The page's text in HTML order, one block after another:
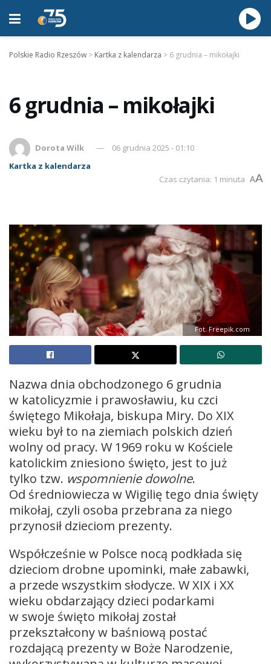
Polskie Radio Rzeszów > Kartka z kalendarza > 6 grudnia – mikołajki
6 grudnia – mikołajki
Dorota Wilk
06 grudnia 2025 - 01:10
Kartka z kalendarza
Czas czytania: 1 minuta AA
Fot. Freepik.com
Nazwa dnia obchodzonego 6 grudnia
w katolicyzmie i prawosławiu, ku czci
świętego Mikołaja, biskupa Miry. Do XIX
wieku był to na ziemiach polskich dzień
wolny od pracy. W 1969 roku w Kościele
katolickim zniesiono święto, jest to już
tylko tzw. wspomnienie dowolne.
Od średniowiecza w Wigilię tego dnia święty
mikołaj, czyli osoba przebrana za niego
przynosił dzieciom prezenty.
Współcześnie w Polsce nocą podkłada się
dzieciom drobne upominki, małe zabawki,
a przede wszystkim słodycze. W XIX i XX
wieku obdarzający dzieci podarkami
w swoje święto mikołaj został
przekształcony w baśniową postać
rozdającą prezenty w Boże Narodzenie,